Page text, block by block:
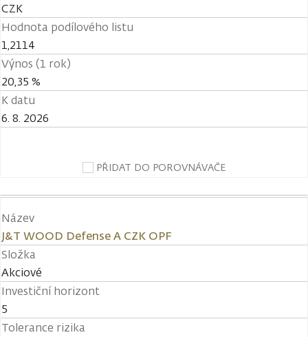
CZK
Hodnota podílového listu
1,2114
Výnos (1 rok)
20,35 %
K datu
6. 8. 2026
PŘIDAT DO POROVNÁVAČE
Název
J&T WOOD Defense A CZK OPF
Složka
Akciové
Investiční horizont
5
Tolerance rizika